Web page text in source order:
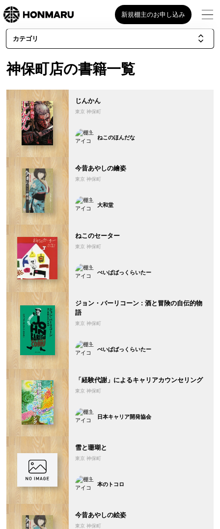
新規棚主のお申し込み
カテゴリ
神保町店の書籍一覧
じんかん
東京 神保町
ねこのほんだな
今昔あやしの繪姿
東京 神保町
大和堂
ねこのセーター
東京 神保町
ぺいぱばっくらいたー
ジョン・バーリコーン : 酒と冒険の自伝的物
語
東京 神保町
ぺいぱばっくらいたー
「経験代謝」によるキャリアカウンセリング
東京 神保町
日本キャリア開発協会
雪と珊瑚と
東京 神保町
本のトコロ
今昔あやしの絵姿
東京 神保町